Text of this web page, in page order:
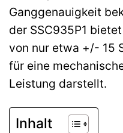
Ganggenauigkeit
der SSC935P1
von nur etwa +/- 15
für eine
Leistung darstellt.
Inhalt